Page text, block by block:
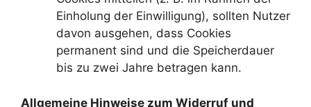
Einholung der Einwilligung), sollten Nutzer
davon ausgehen, dass Cookies
permanent sind und die Speicherdauer
bis zu zwei Jahre betragen kann.
Allgemeine Hinweise zum Widerruf und